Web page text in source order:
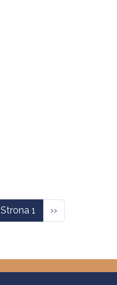
Strona 1 Następna strona
››